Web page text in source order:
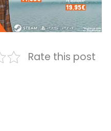
Rate this post